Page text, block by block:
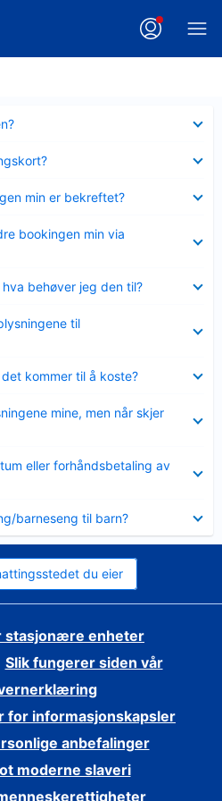
min er bekreftet?
bookingen min via
behøver jeg den til?
til
kommer til å koste?
mine, men når skjer
eller forhåndsbetaling av
barneseng til barn?
du eier
stasjonære enheter
Slik fungerer siden vår
for informasjonskapsler
anbefalinger
moderne slaveri